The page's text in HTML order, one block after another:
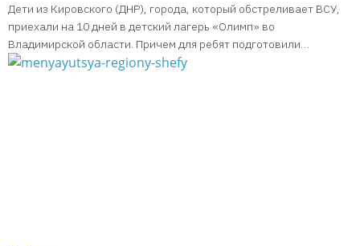
Дети из Кировского (ДНР), города, который обстреливает ВСУ,
приехали на 10 дней в детский лагерь «Олимп» во
Владимирской области. Причем для ребят подготовили…